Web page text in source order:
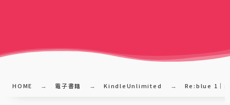
HOME 電子書籍 KindleUnlimited Re:blue 1｜